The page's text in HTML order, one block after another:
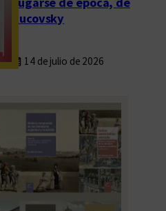
Rucovsky
14 de julio de 2026